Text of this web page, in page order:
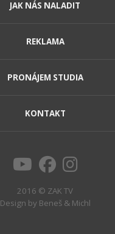
JAK NÁS NALADIT
REKLAMA
PRONÁJEM STUDIA
KONTAKT
2016 © ZAK TV
Design by Beneš & Michl